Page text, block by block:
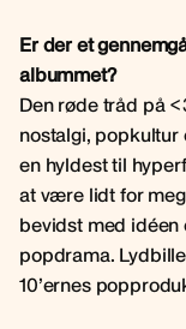
Er der et
albummet?
Den røde tråd på
nostalgi, popkultur
en hyldest til
at være lidt for
bevidst med
popdrama.
10’ernes